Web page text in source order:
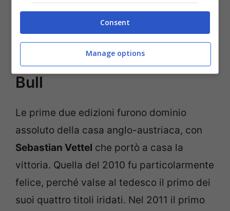
che vede invece dominareMercedese
Il regno di Mercedes e Red
Bull
Le prime due edizioni furono dominio
assoluto della casa anglo-austriaca, con
Sebastian Vettel che portò a casa la
vittoria. Quella del 2010 fu particolarmente
felice, perché valse al tedesco il primo dei
suoi quattro titoli iridati. Nel 2011 il primo
Consent
Manage options